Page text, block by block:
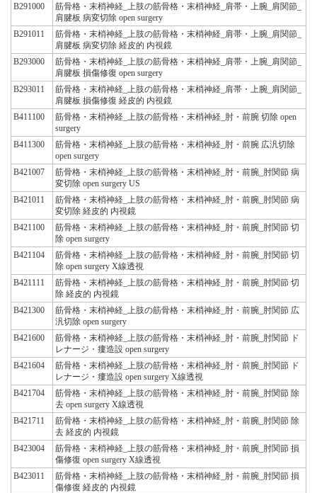
B291000
筋骨格・末梢神経_上肢の筋骨格・末梢神経_肩帯・上腕_肩関節_
肩腱板 病変切除 open surgery
B291011
筋骨格・末梢神経_上肢の筋骨格・末梢神経_肩帯・上腕_肩関節_
肩腱板 病変切除 経皮的 内視鏡
B293000
筋骨格・末梢神経_上肢の筋骨格・末梢神経_肩帯・上腕_肩関節_
肩腱板 損傷修復 open surgery
B293011
筋骨格・末梢神経_上肢の筋骨格・末梢神経_肩帯・上腕_肩関節_
肩腱板 損傷修復 経皮的 内視鏡
B411100
筋骨格・末梢神経_上肢の筋骨格・末梢神経_肘・前腕 切除 open
surgery
B411300
筋骨格・末梢神経_上肢の筋骨格・末梢神経_肘・前腕 広汎切除
open surgery
B421007
筋骨格・末梢神経_上肢の筋骨格・末梢神経_肘・前腕_肘関節 病
変切除 open surgery US
B421011
筋骨格・末梢神経_上肢の筋骨格・末梢神経_肘・前腕_肘関節 病
変切除 経皮的 内視鏡
B421100
筋骨格・末梢神経_上肢の筋骨格・末梢神経_肘・前腕_肘関節 切
除 open surgery
B421104
筋骨格・末梢神経_上肢の筋骨格・末梢神経_肘・前腕_肘関節 切
除 open surgery X線透視
B421111
筋骨格・末梢神経_上肢の筋骨格・末梢神経_肘・前腕_肘関節 切
除 経皮的 内視鏡
B421300
筋骨格・末梢神経_上肢の筋骨格・末梢神経_肘・前腕_肘関節 広
汎切除 open surgery
B421600
筋骨格・末梢神経_上肢の筋骨格・末梢神経_肘・前腕_肘関節 ド
レナージ・瘻造設 open surgery
B421604
筋骨格・末梢神経_上肢の筋骨格・末梢神経_肘・前腕_肘関節 ド
レナージ・瘻造設 open surgery X線透視
B421704
筋骨格・末梢神経_上肢の筋骨格・末梢神経_肘・前腕_肘関節 除
去 open surgery X線透視
B421711
筋骨格・末梢神経_上肢の筋骨格・末梢神経_肘・前腕_肘関節 除
去 経皮的 内視鏡
B423004
筋骨格・末梢神経_上肢の筋骨格・末梢神経_肘・前腕_肘関節 損
傷修復 open surgery X線透視
B423011
筋骨格・末梢神経_上肢の筋骨格・末梢神経_肘・前腕_肘関節 損
傷修復 経皮的 内視鏡